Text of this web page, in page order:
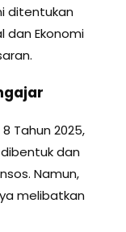
ditentukan
dan Ekonomi
Tahun 2025,
dan
Namun,
melibatkan